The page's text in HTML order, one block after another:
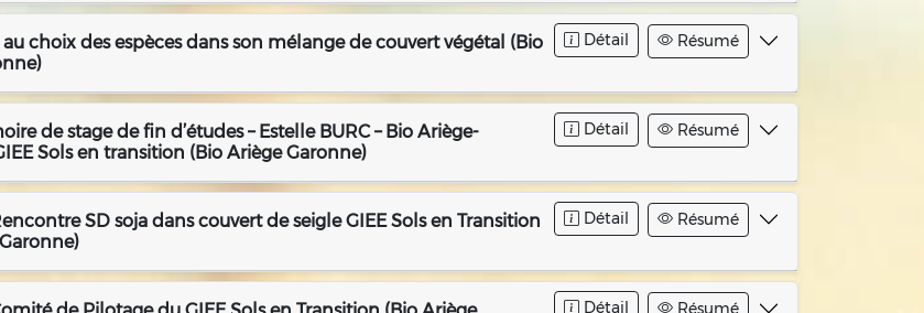
Détail Résumé
choix des espèces dans son mélange de couvert végétal (Bio
Détail Résumé
de stage de fin d’études – Estelle BURC – Bio Ariège-
Sols en transition (Bio Ariège Garonne)
Détail Résumé
SD soja dans couvert de seigle GIEE Sols en Transition
Détail Résumé